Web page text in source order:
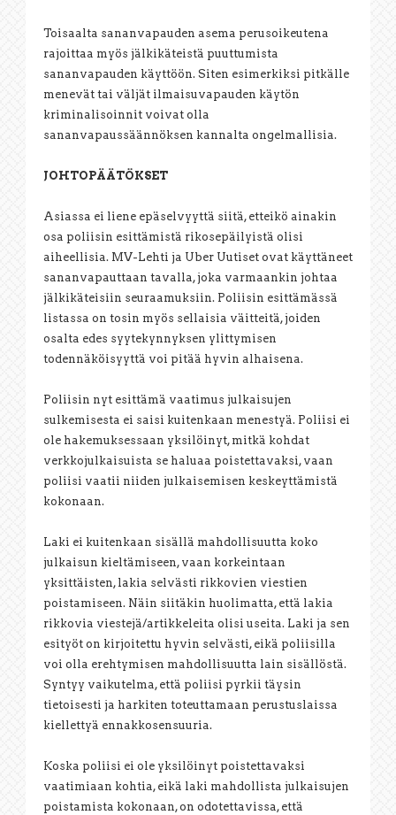
Toisaalta sananvapauden asema perusoikeutena
rajoittaa myös jälkikäteistä puuttumista
sananvapauden käyttöön. Siten esimerkiksi pitkälle
menevät tai väljät ilmaisuvapauden käytön
kriminalisoinnit voivat olla
sananvapaussäännöksen kannalta ongelmallisia.
JOHTOPÄÄTÖKSET
Asiassa ei liene epäselvyyttä siitä, etteikö ainakin
osa poliisin esittämistä rikosepäilyistä olisi
aiheellisia. MV-Lehti ja Uber Uutiset ovat käyttäneet
sananvapauttaan tavalla, joka varmaankin johtaa
jälkikäteisiin seuraamuksiin. Poliisin esittämässä
listassa on tosin myös sellaisia väitteitä, joiden
osalta edes syytekynnyksen ylittymisen
todennäköisyyttä voi pitää hyvin alhaisena.
Poliisin nyt esittämä vaatimus julkaisujen
sulkemisesta ei saisi kuitenkaan menestyä. Poliisi ei
ole hakemuksessaan yksilöinyt, mitkä kohdat
verkkojulkaisuista se haluaa poistettavaksi, vaan
poliisi vaatii niiden julkaisemisen keskeyttämistä
kokonaan.
Laki ei kuitenkaan sisällä mahdollisuutta koko
julkaisun kieltämiseen, vaan korkeintaan
yksittäisten, lakia selvästi rikkovien viestien
poistamiseen. Näin siitäkin huolimatta, että lakia
rikkovia viestejä/artikkeleita olisi useita. Laki ja sen
esityöt on kirjoitettu hyvin selvästi, eikä poliisilla
voi olla erehtymisen mahdollisuutta lain sisällöstä.
Syntyy vaikutelma, että poliisi pyrkii täysin
tietoisesti ja harkiten toteuttamaan perustuslaissa
kiellettyä ennakkosensuuria.
Koska poliisi ei ole yksilöinyt poistettavaksi
vaatimiaan kohtia, eikä laki mahdollista julkaisujen
poistamista kokonaan, on odotettavissa, että